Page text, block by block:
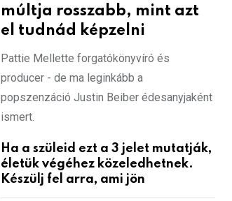
múltja rosszabb, mint azt
el tudnád képzelni
Pattie Mellette forgatókönyvíró és
producer - de ma leginkább a
popszenzáció Justin Beiber édesanyjaként
ismert.
Ha a szüleid ezt a 3 jelet mutatják,
életük végéhez közeledhetnek.
Készülj fel arra, ami jön